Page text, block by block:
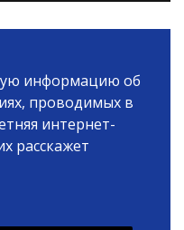
информацию об
проводимых в
интернет-
расскажет